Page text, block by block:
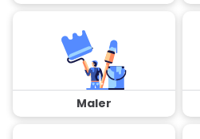
Maler